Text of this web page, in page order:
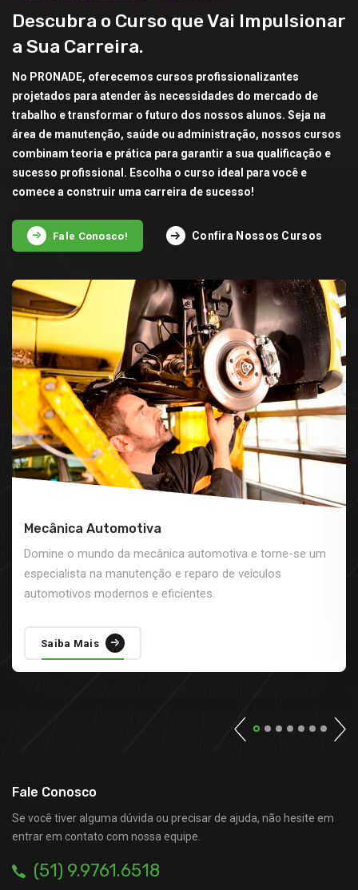
Descubra o Curso que Vai Impulsionar
a Sua Carreira.
No PRONADE, oferecemos cursos profissionalizantes
projetados para atender às necessidades do mercado de
trabalho e transformar o futuro dos nossos alunos. Seja na
área de manutenção, saúde ou administração, nossos cursos
combinam teoria e prática para garantir a sua qualificação e
sucesso profissional. Escolha o curso ideal para você e
comece a construir uma carreira de sucesso!
Fale Conosco! Confira Nossos Cursos
Mecânica Automotiva
Domine o mundo da mecânica automotiva e torne-se um
especialista na manutenção e reparo de veículos
automotivos modernos e eficientes.
Saiba Mais
Fale Conosco
Se você tiver alguma dúvida ou precisar de ajuda, não hesite em
entrar em contato com nossa equipe.
(51) 9.9761.6518